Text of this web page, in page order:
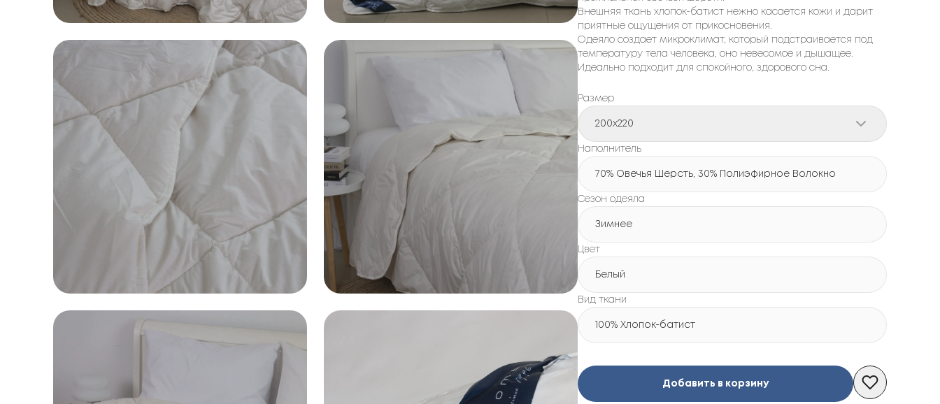
Внешняя ткань хлопок-батист нежно касается кожи и дарит
приятные ощущения от прикосновения.
Одеяло создает микроклимат, который подстраивается под
температуру тела человека, оно невесомое и дышащее.
Идеально подходит для спокойного, здорового сна.
Размер
200x220
Наполнитель
70% Овечья Шерсть, 30% Полиэфирное Волокно
Сезон одеяла
Зимнее
Цвет
Белый
Вид ткани
100% Хлопок-батист
Добавить в корзину